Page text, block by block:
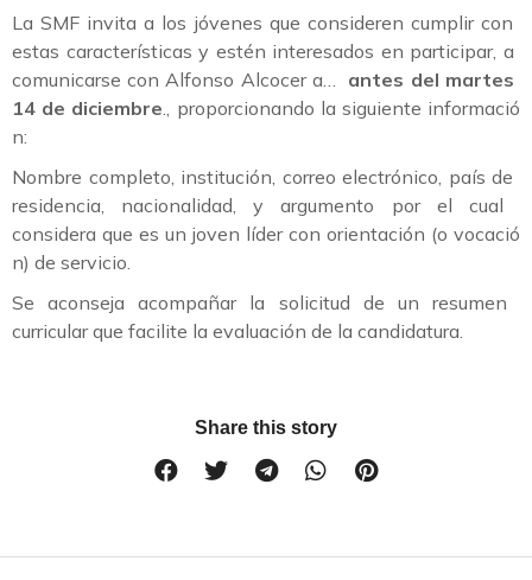
LaSMF invitaa los jóvenes que consideren cumplir con
estas características y estén interesados en participar, a
comunicarseconAlfonso Alcocer a… antes del martes
14 de diciembre., proporcionando la siguiente informació
n:
Nombre completo, institución, correoelectrónico, paísde
residencia, nacionalidad,yargumento por el cual
considera que es un joven líder con orientación (o vocació
n) de servicio.
Seaconsejaacompañar la solicitud de un resumen
curricularque facilite la evaluación de la candidatura.
Share this story